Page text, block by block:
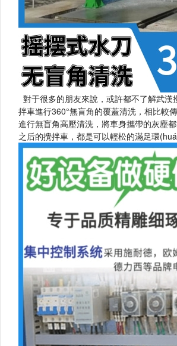
對于很多的朋友來說，或許都不了解武
拌車進行360°無盲角的覆蓋清洗，相比
進行無盲角高壓清洗，將車身攜帶的
之后的攪拌車，都是可以輕松的滿足環